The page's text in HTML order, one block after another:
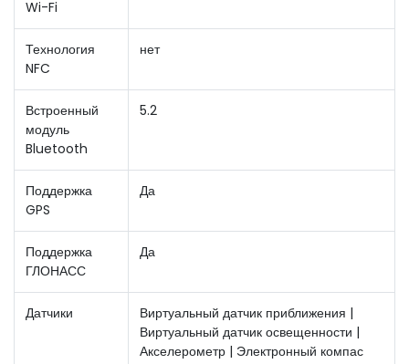
Wi-Fi
Технология
NFC
нет
Встроенный
модуль
Bluetooth
5.2
Поддержка
GPS
Да
Поддержка
ГЛОНАСС
Да
Датчики
Виртуальный датчик приближения |
Виртуальный датчик освещенности |
Акселерометр | Электронный компас